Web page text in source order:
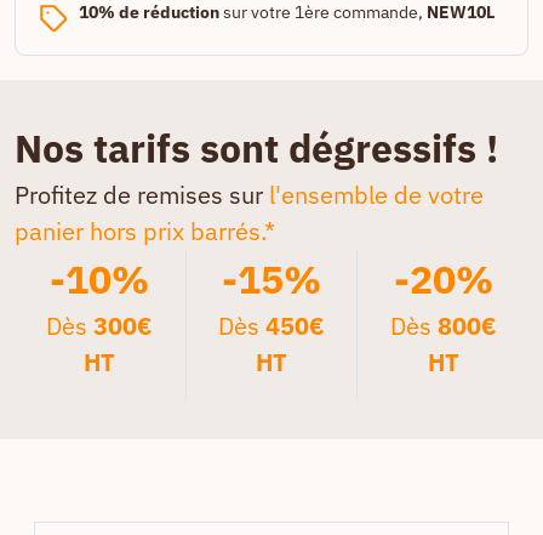
10% de réductionsur votre 1ère commande, NEW10L
Nos tarifs sont dégressifs !
Profitez de remises sur l'ensemble de votre
panier hors prix barrés.*
-10%
Dès300€
HT
-15%
Dès 450€
HT
-20%
Dès 800€
HT